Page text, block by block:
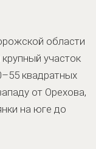
области
участок
квадратных
от Орехова,
на юге до